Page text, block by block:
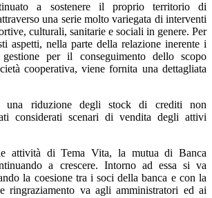
a sostenere il proprio territorio di
una serie molto variegata di interventi
culturali, sanitarie e sociali in genere. Per
aspetti, nella parte della relazione inerente i
per il conseguimento dello scopo
cooperativa, viene fornita una dettagliata
riduzione degli stock di crediti non
considerati scenari di vendita degli attivi
attività di Tema Vita, la mutua di Banca
a crescere. Intorno ad essa si va
la coesione tra i soci della banca e con la
ringraziamento va agli amministratori ed ai